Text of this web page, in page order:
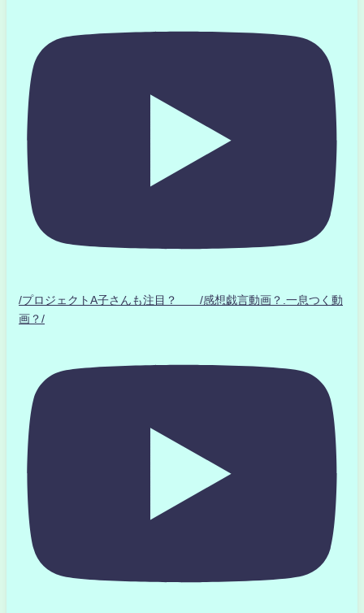
/プロジェクトA子さんも注目？ /感想戯言動画？.一息つく動
画？/